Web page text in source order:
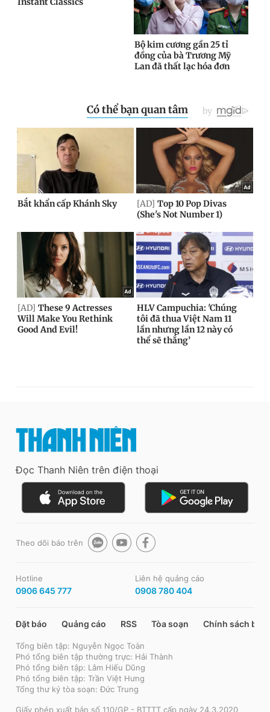
Đọc Thanh Niên trên điện thoại
Theo dõi báo trên
Hotline
0906 645 777
Liên hệ quảng cáo
0908 780 404
Đặt báo Quảng cáo RSS Tòa soạn Chính sách bảo
Tổng biên tập: Nguyễn Ngọc Toàn
Phó tổng biên tập thường trực: Hải Thành
Phó tổng biên tập: Lâm Hiếu Dũng
Phó tổng biên tập: Trần Việt Hưng
Tổng thư ký tòa soạn: Đức Trung
Giấy phép xuất bản số 110/GP - BTTTT cấp ngày 24.3.2020